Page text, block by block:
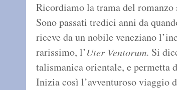
Ricordiamo la trama del
Sono passati tredici anni da
riceve da un nobile veneziano
rarissimo, l’Uter Ventorum. Si
talismanica orientale, e permetta
Inizia così l’avventuroso viaggio